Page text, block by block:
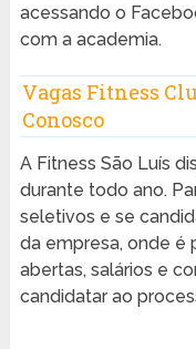
acessando o
com a academia.
Vagas Fitness
Conosco
A Fitness São Luís
durante todo ano.
seletivos e se
da empresa, onde é
abertas, salários e
candidatar ao